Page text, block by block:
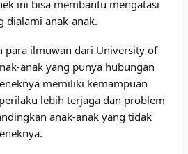
ini bisa membantu mengatasi
dialami anak-anak.
para ilmuwan dari University of
anak yang punya hubungan
memiliki kemampuan
lebih terjaga dan problem
anak-anak yang tidak